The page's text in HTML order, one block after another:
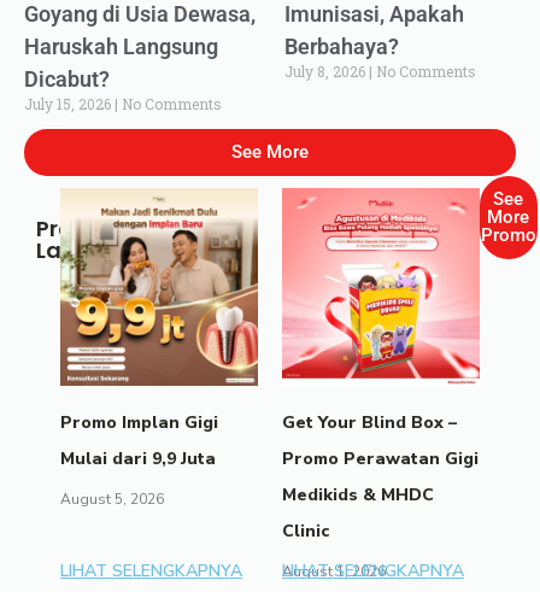
Goyang di Usia Dewasa,
Haruskah Langsung
Dicabut?
July 15, 2026 No Comments
Imunisasi, Apakah
Berbahaya?
July 8, 2026 No Comments
See More
Promo
Lainnya
Promo Implan Gigi
Mulai dari 9,9 Juta
August 5, 2026
LIHAT SELENGKAPNYA
Get Your Blind Box –
Promo Perawatan Gigi
Medikids & MHDC
Clinic
August 1, 2026
LIHAT SELENGKAPNYA
See
More
Promo